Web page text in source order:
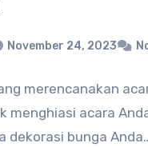
November 24, 2023
merencanakan
menghiasi acara
dekorasi bunga